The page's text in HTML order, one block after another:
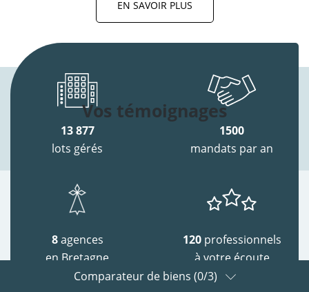
EN SAVOIR PLUS
Vos témoignages
13 877
lots gérés
1500
mandats par an
8agences
en Bretagne
120 professionnels
à votre écoute
Comparateur de biens (0/3)